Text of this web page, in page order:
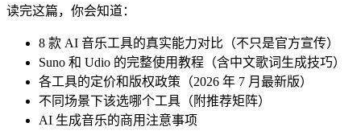
读完这篇，你会知道：
8 款 AI 音乐工具的真实能力对比（不只是官方宣传）
Suno 和 Udio 的完整使用教程（含中文歌词生成技巧）
各工具的定价和版权政策（2026 年 7 月最新版）
不同场景下该选哪个工具（附推荐矩阵）
AI 生成音乐的商用注意事项